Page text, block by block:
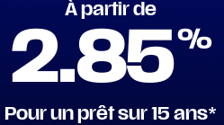
À partir de
2.85%
Pour un prêt sur 15 ans*